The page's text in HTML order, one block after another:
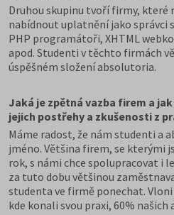
Druhou skupinu tvoří firmy, které
nabídnout uplatnění jako
PHP programátoři, XHTML
apod. Studenti v těchto firmách
úspěšném složení absolutoria.
Jaká je zpětná vazba firem a
jejich postřehy a zkušenosti z
Máme radost, že nám studenti a
jméno. Většina firem, se kterými
rok, s námi chce spolupracovat i
za tuto dobu většinou
studenta ve firmě ponechat.
kde konali svou praxi, 60% našich